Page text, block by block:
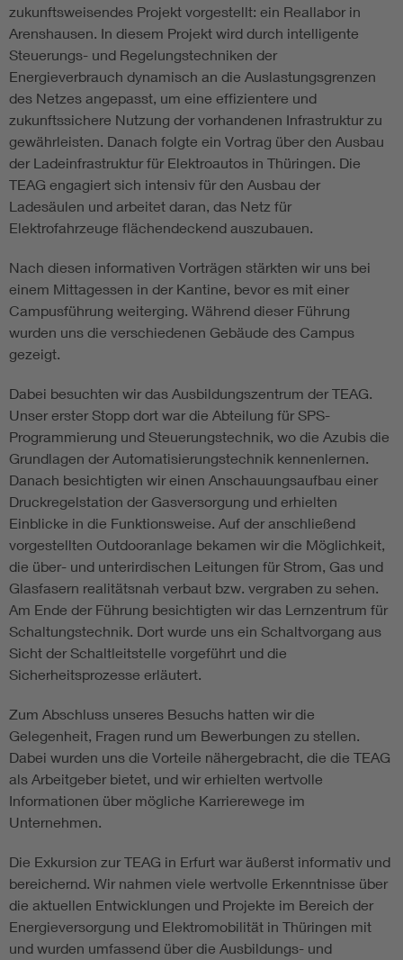
zukunftsweisendes Projekt vorgestellt: ein Reallabor in
Arenshausen. In diesem Projekt wird durch intelligente
Steuerungs- und Regelungstechniken der
Energieverbrauch dynamisch an die Auslastungsgrenzen
des Netzes angepasst, um eine effizientere und
zukunftssichere Nutzung der vorhandenen Infrastruktur zu
gewährleisten. Danach folgte ein Vortrag über den Ausbau
der Ladeinfrastruktur für Elektroautos in Thüringen. Die
TEAG engagiert sich intensiv für den Ausbau der
Ladesäulen und arbeitet daran, das Netz für
Elektrofahrzeuge flächendeckend auszubauen.
Nach diesen informativen Vorträgen stärkten wir uns bei
einem Mittagessen in der Kantine, bevor es mit einer
Campusführung weiterging. Während dieser Führung
wurden uns die verschiedenen Gebäude des Campus
gezeigt.
Dabei besuchten wir das Ausbildungszentrum der TEAG.
Unser erster Stopp dort war die Abteilung für SPS-
Programmierung und Steuerungstechnik, wo die Azubis die
Grundlagen der Automatisierungstechnik kennenlernen.
Danach besichtigten wir einen Anschauungsaufbau einer
Druckregelstation der Gasversorgung und erhielten
Einblicke in die Funktionsweise. Auf der anschließend
vorgestellten Outdooranlage bekamen wir die Möglichkeit,
die über- und unterirdischen Leitungen für Strom, Gas und
Glasfasern realitätsnah verbaut bzw. vergraben zu sehen.
Am Ende der Führung besichtigten wir das Lernzentrum für
Schaltungstechnik. Dort wurde uns ein Schaltvorgang aus
Sicht der Schaltleitstelle vorgeführt und die
Sicherheitsprozesse erläutert.
Zum Abschluss unseres Besuchs hatten wir die
Gelegenheit, Fragen rund um Bewerbungen zu stellen.
Dabei wurden uns die Vorteile nähergebracht, die die TEAG
als Arbeitgeber bietet, und wir erhielten wertvolle
Informationen über mögliche Karrierewege im
Unternehmen.
Die Exkursion zur TEAG in Erfurt war äußerst informativ und
bereichernd. Wir nahmen viele wertvolle Erkenntnisse über
die aktuellen Entwicklungen und Projekte im Bereich der
Energieversorgung und Elektromobilität in Thüringen mit
und wurden umfassend über die Ausbildungs- und